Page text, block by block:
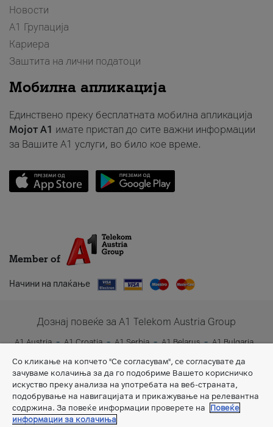
Новости
А1 Групација
Кариера
Заштита на лични податоци
Мобилна апликација
Единствено преку бесплатната мобилна апликација
Мојот A1 имате пристап до сите важни информации
за Вашите A1 услуги, во било кое време.
Member of
Начини на плаќање
Дознај повеќе за A1 Telekom Austria Group
A1 Austria A1 Croatia A1 Serbia A1 Belarus
A1 Bulgaria
A1 Slovenia
A1 Digital
Со кликање на копчето "Се согласувам", се согласувате да
зачуваме колачиња за да го подобриме Вашето корисничко
искуство преку анализа на употребата на веб-страната,
подобрување на навигацијата и прикажување на релевантна
содржина. За повеќе информации проверете на
Повеќе
информации за колачиња